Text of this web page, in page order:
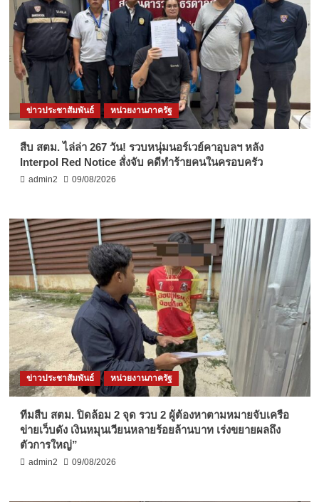
ข่าวประชาสัมพันธ์ หน่วยงานภาครัฐ
สืบ สตม. ไล่ล่า 267 วัน! รวบหนุ่มนอร์เวย์คาอุบลฯ หลัง
Interpol Red Notice สั่งจับ คดีทำร้ายคนในครอบครัว
admin2 09/08/2026
ข่าวประชาสัมพันธ์ หน่วยงานภาครัฐ
ทีมสืบ สตม. ปิดล้อม 2 จุด รวบ 2 ผู้ต้องหาตามหมายจับเครือ
ข่ายเว็บดัง เงินหมุนเวียนหลายร้อยล้านบาท เร่งขยายผลถึง
ตัวการใหญ่”
admin2 09/08/2026